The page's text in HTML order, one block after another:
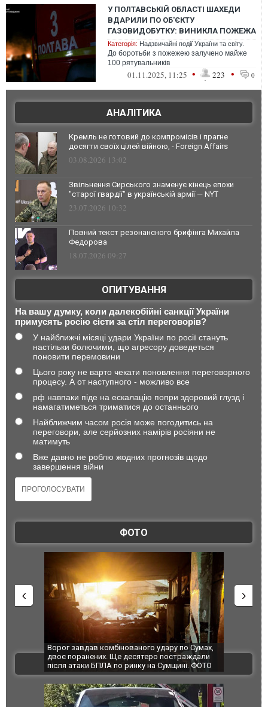
У ПОЛТАВСЬКІЙ ОБЛАСТІ ШАХЕДИ
ВДАРИЛИ ПО ОБ'ЄКТУ
ГАЗОВИДОБУТКУ: ВИНИКЛА ПОЖЕЖА
Категорія: Надзвичайні події України та світу.
До боротьби з пожежею залучено майже
100 рятувальників
01.11.2025, 11:25 • 223 • 0
АНАЛІТИКА
Кремль не готовий до компромісів і прагне
досягти своїх цілей війною, - Foreign Affairs
03.08.2026 13:02
Звільнення Сирського знаменує кінець епохи
"старої гвардії" в українській армії — NYT
23.07.2026 10:32
Повний текст резонансного брифінга Михайла
Федорова
18.07.2026 09:27
ОПИТУВАННЯ
На вашу думку, коли далекобійні санкції України
примусять росію сісти за стіл переговорів?
У найближчі місяці удари України по росії стануть
настільки болючими, що агресору доведеться
поновити перемовини
Цього року не варто чекати поновлення переговорного
процесу. А от наступного - можливо все
рф навпаки піде на ескалацію попри здоровий глузд і
намагатиметься триматися до останнього
Найближчим часом росія може погодитись на
переговори, але серйозних намірів росіяни не
матимуть
Вже давно не роблю жодних прогнозів щодо
завершення війни
ФОТО
Ворог завдав комбінованого удару по Сумах,
двоє поранених. Ще десятеро постраждали
після атаки БПЛА по ринку на Сумщині. ФОТО
За 2000
склад
ВІДЕО